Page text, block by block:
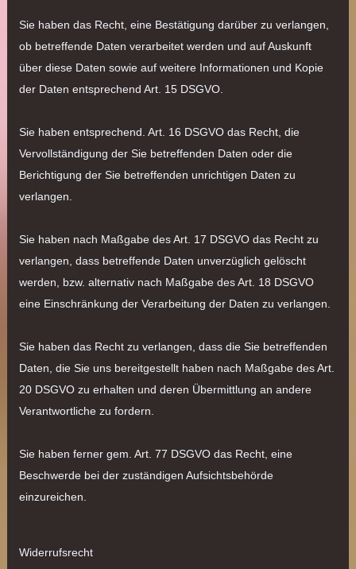
Sie haben das Recht, eine Bestätigung darüber zu verlangen,
ob betreffende Daten verarbeitet werden und auf Auskunft
über diese Daten sowie auf weitere Informationen und Kopie
der Daten entsprechend Art. 15 DSGVO.
Sie haben entsprechend. Art. 16 DSGVO das Recht, die
Vervollständigung der Sie betreffenden Daten oder die
Berichtigung der Sie betreffenden unrichtigen Daten zu
verlangen.
Sie haben nach Maßgabe des Art. 17 DSGVO das Recht zu
verlangen, dass betreffende Daten unverzüglich gelöscht
werden, bzw. alternativ nach Maßgabe des Art. 18 DSGVO
eine Einschränkung der Verarbeitung der Daten zu verlangen.
Sie haben das Recht zu verlangen, dass die Sie betreffenden
Daten, die Sie uns bereitgestellt haben nach Maßgabe des Art.
20 DSGVO zu erhalten und deren Übermittlung an andere
Verantwortliche zu fordern.
Sie haben ferner gem. Art. 77 DSGVO das Recht, eine
Beschwerde bei der zuständigen Aufsichtsbehörde
einzureichen.
Widerrufsrecht